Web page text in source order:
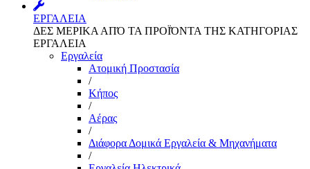
ΕΡΓΑΛΕΙΑ
ΔΕΣ ΜΕΡΙΚΑ ΑΠΌ ΤΑ ΠΡΟΪΌΝΤΑ ΤΗΣ ΚΑΤΗΓΟΡΙΑΣ
ΕΡΓΑΛΕΙΑ
Εργαλεία
Aτομική Προστασία
/
Kήπος
/
Αέρας
/
Διάφορα Δομικά Εργαλεία & Μηχανήματα
/